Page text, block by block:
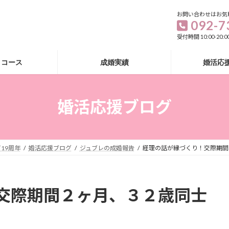
お問い合わせはお気
092-
受付時間 10:00-
ース 成婚実績 婚活応
婚活応援ブログ
周年 婚活応援ブログ ジュブレの成婚報告 経理の話が縁づくり！交際期
際期間２ヶ月、３２歳同士